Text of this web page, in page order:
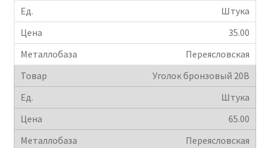
Штука
35.00
Переясловская
Уголок бронзовый 20В
Штука
65.00
Переясловская